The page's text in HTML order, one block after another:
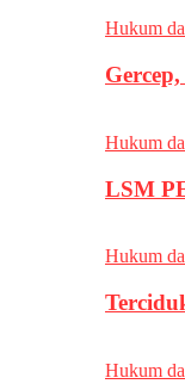
Hukum
Hukum
LSM
Hukum
Hukum